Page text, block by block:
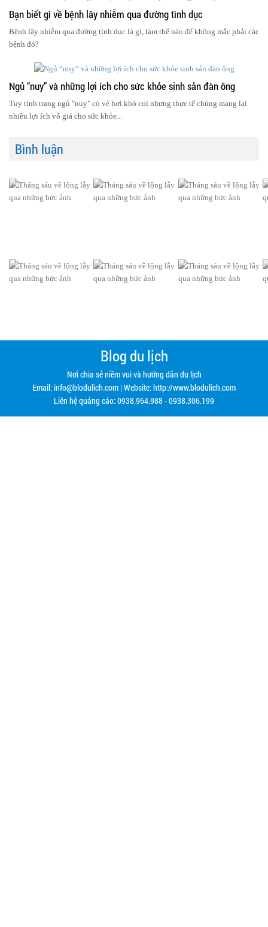
Bạn biết gì về bệnh lây nhiễm qua đường tình dục
Bệnh lây nhiễm qua đường tình dục là gì, làm thế nào để không mắc phải các
bệnh đó?
Ngủ “nuy” và những lợi ích cho sức khỏe sinh sản đàn ông
Tuy tình trạng ngủ "nuy" có vẻ hơi khó coi nhưng thực tế chúng mang lại
nhiều lợi ích vô giá cho sức khỏe...
Bình luận
Blog du lịch
Nơi chia sẻ niềm vui và hướng dẫn du lịch
Email:info@blodulich.com | Website: http://www.blodulich.com
Liên hệ quảng cáo: 0938.964.988 - 0938.306.199